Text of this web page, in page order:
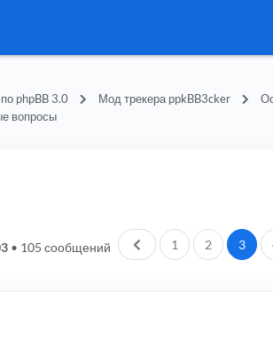
phpBB 3.0 Мод трекера ppkBB3cker
вопросы
105 сообщений Пред.
1 2 3
•